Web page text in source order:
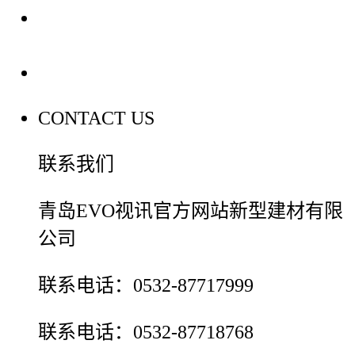
CONTACT US
联系我们
青岛EVO视讯官方网站新型建材有限
公司
联系电话：0532-87717999
联系电话：0532-87718768